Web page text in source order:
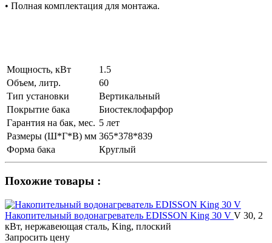
• Полная комплектация для монтажа.
Мощность, кВт
1.5
Объем, литр.
60
Тип установки
Вертикальный
Покрытие бака
Биостеклофарфор
Гарантия на бак, мес. 5 лет
Размеры (Ш*Г*В) мм 365*378*839
Форма бака
Круглый
Похожие товары :
Накопительный водонагреватель EDISSON King 30 V V 30, 2
кВт, нержавеющая сталь, King, плоский
Запросить цену